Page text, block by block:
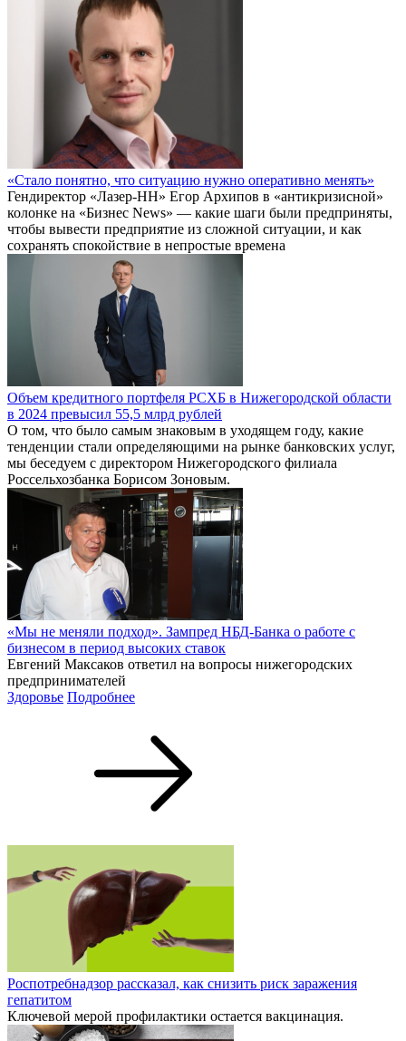
«Стало понятно, что ситуацию нужно оперативно менять»
Гендиректор «Лазер-НН» Егор Архипов в «антикризисной»
колонке на «Бизнес News» — какие шаги были предприняты,
чтобы вывести предприятие из сложной ситуации, и как
сохранять спокойствие в непростые времена
Объем кредитного портфеля РСХБ в Нижегородской области
в 2024 превысил 55,5 млрд рублей
О том, что было самым знаковым в уходящем году, какие
тенденции стали определяющими на рынке банковских услуг,
мы беседуем с директором Нижегородского филиала
Россельхозбанка Борисом Зоновым.
«Мы не меняли подход». Зампред НБД-Банка о работе с
бизнесом в период высоких ставок
Евгений Максаков ответил на вопросы нижегородских
предпринимателей
Здоровье Подробнее
Роспотребнадзор рассказал, как снизить риск заражения
гепатитом
Ключевой мерой профилактики остается вакцинация.